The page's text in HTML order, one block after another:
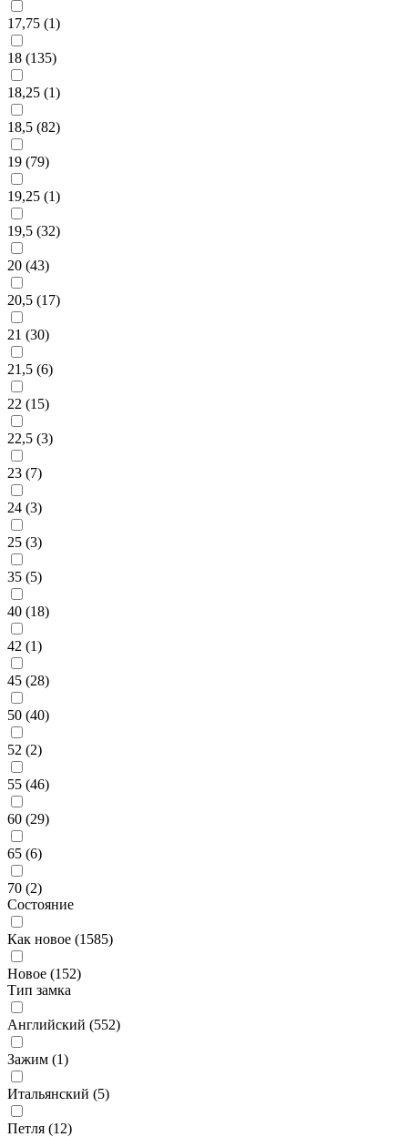
17,75 (1)
18 (135)
18,25 (1)
18,5 (82)
19 (79)
19,25 (1)
19,5 (32)
20 (43)
20,5 (17)
21 (30)
21,5 (6)
22 (15)
22,5 (3)
23 (7)
24 (3)
25 (3)
35 (5)
40 (18)
42 (1)
45 (28)
50 (40)
52 (2)
55 (46)
60 (29)
65 (6)
70 (2)
Состояние
Как новое (1585)
Новое (152)
Тип замка
Английский (552)
Зажим (1)
Итальянский (5)
Петля (12)